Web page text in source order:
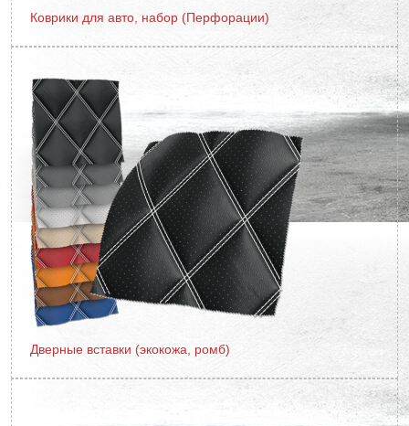
Коврики для авто, набор (Перфорации)
Дверные вставки (экокожа, ромб)